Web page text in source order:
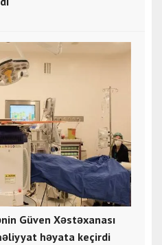
Güven Xəstəxanası
həyata keçirdi